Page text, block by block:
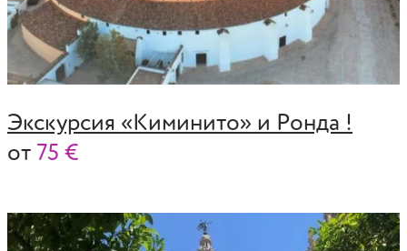
Экскурсия «Киминито» и Ронда !
от 75 €